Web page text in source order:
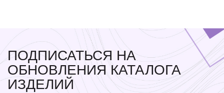
ПОДПИСАТЬСЯ НА
ОБНОВЛЕНИЯ КАТАЛОГА
ИЗДЕЛИЙ